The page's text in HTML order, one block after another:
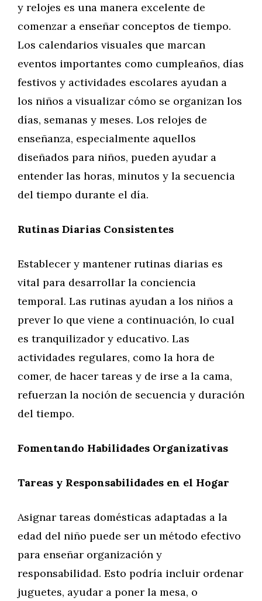
y relojes es una manera excelente de
comenzar a enseñar conceptos de tiempo.
Los calendarios visuales que marcan
eventos importantes como cumpleaños, días
festivos y actividades escolares ayudan a
los niños a visualizar cómo se organizan los
días, semanas y meses. Los relojes de
enseñanza, especialmente aquellos
diseñados para niños, pueden ayudar a
entender las horas, minutos y la secuencia
del tiempo durante el día.
Rutinas Diarias Consistentes
Establecer y mantener rutinas diarias es
vital para desarrollar la conciencia
temporal. Las rutinas ayudan a los niños a
prever lo que viene a continuación, lo cual
es tranquilizador y educativo. Las
actividades regulares, como la hora de
comer, de hacer tareas y de irse a la cama,
refuerzan la noción de secuencia y duración
del tiempo.
Fomentando Habilidades Organizativas
Tareas y Responsabilidades en el Hogar
Asignar tareas domésticas adaptadas a la
edad del niño puede ser un método efectivo
para enseñar organización y
responsabilidad. Esto podría incluir ordenar
juguetes, ayudar a poner la mesa, o